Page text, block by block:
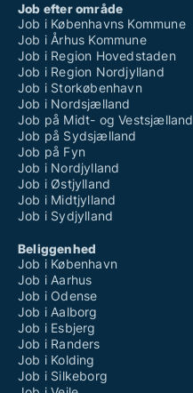
Job efter område
Job i Københavns Kommune
Job i Århus Kommune
Job i Region Hovedstaden
Job i Region Nordjylland
Job i Storkøbenhavn
Job i Nordsjælland
Job på Midt- og Vestsjælland
Job på Sydsjælland
Job på Fyn
Job i Nordjylland
Job i Østjylland
Job i Midtjylland
Job i Sydjylland
Beliggenhed
Job i København
Job i Aarhus
Job i Odense
Job i Aalborg
Job i Esbjerg
Job i Randers
Job i Kolding
Job i Silkeborg